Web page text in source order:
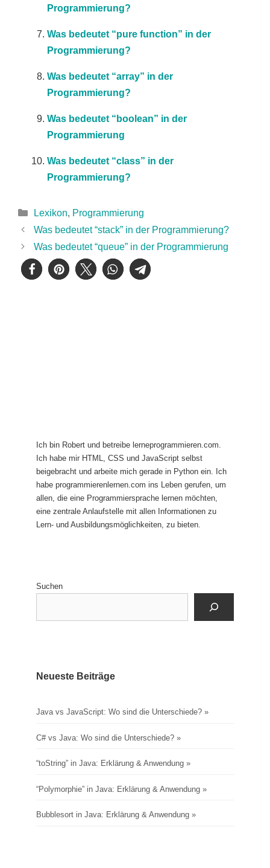
Programmierung?
Was bedeutet “pure function” in der
Programmierung?
Was bedeutet “array” in der
Programmierung?
Was bedeutet “boolean” in der
Programmierung
Was bedeutet “class” in der
Programmierung?
Kategorien
Lexikon, Programmierung
Was bedeutet “stack” in der Programmierung?
Was bedeutet “queue” in der Programmierung
Ich bin Robert und betreibe lerneprogrammieren.com.
Ich habe mir HTML, CSS und JavaScript selbst
beigebracht und arbeite mich gerade in Python ein. Ich
habe programmierenlernen.com ins Leben gerufen, um
allen, die eine Programmiersprache lernen möchten,
eine zentrale Anlaufstelle mit allen Informationen zu
Lern- und Ausbildungsmöglichkeiten, zu bieten.
Suchen
Neueste Beiträge
Java vs JavaScript: Wo sind die Unterschiede?
C# vs Java: Wo sind die Unterschiede?
“toString” in Java: Erklärung & Anwendung
“Polymorphie” in Java: Erklärung & Anwendung
Bubblesort in Java: Erklärung & Anwendung